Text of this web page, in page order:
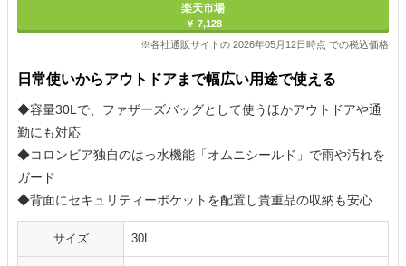
楽天市場
￥ 7,128
※各社通販サイトの 2026年05月12日時点 での税込価格
日常使いからアウトドアまで幅広い用途で使える
◆容量30Lで、ファザーズバッグとして使うほかアウトドアや通
勤にも対応
◆コロンビア独自のはっ水機能「オムニシールド」で雨や汚れを
ガード
◆背面にセキュリティーポケットを配置し貴重品の収納も安心
サイズ 30L